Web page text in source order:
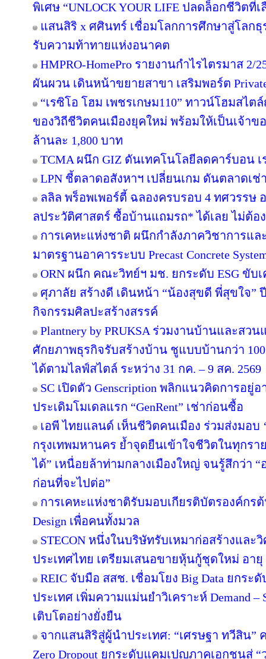
พิเศษ “UNLOCK YOUR LIFE ปลดล็อกชีวิตที่เ
แสนสิริ x ศศินทร์ เชื่อมโลกการศึกษาสู่โลกธุ
รับความท้าทายแห่งอนาคต
HMPRO-HomePro รายงานกำไรไตรมาส 2/
ผันผวน เดินหน้าขยายสาขา เสริมพอร์ต
“เรซิโอ โฮม เพชรเกษม110” ทาวน์โฮมสไ
ของวิถีชีวิตคนเมืองยุคใหม่ พร้อมให้เป็นเจ้าข
ล้านละ 1,800 บาท
TCMA ผนึก GIZ ดันเทคโนโลยีลดคาร์บอน เ
LPN ชี้ตลาดอสังหาฯ เปลี่ยนเกม ดันตลาดเ
ลลิล พร็อพเพอร์ตี้ ฉลองครบรอบ 4 ทศวรรษ
ลประวัติศาสตร์ ซื้อบ้านแถมรถ* ได้เลย ไม่ต้อ
การเคหะแห่งชาติ ผนึกกำลังภาควิชาการแ
มาตรฐานอาคารระบบ Precast Concrete
ORN ผนึก คณะวิทย์ฯ มช. ยกระดับ ESG ขับ
ศุภาลัย สร้างดี เดินหน้า “น้องสุขดี พี่สุขใจ”
กิจกรรมศิลปะสร้างสรรค์
Plantnery by PRUKSA ร่วมงานบ้านและสวน
ศักยภาพธุรกิจรับสร้างบ้าน ชูแบบบ้านกว่า
ได้ตามไลฟ์สไตล์ ระหว่าง 31 กค. – 9 สค. 2569
SC เปิดตัว Genscription พลิกแนวคิดการอ
ประเดิมโมเดลแรก “GenRent” เช่าก่อนซื้อ
เอพี ไทยแลนด์ เห็นชีวิตคนเมือง ร่วมส่งมอบ
กรุงเทพมหานคร ย้ำจุดยืนเข้าใจชีวิตในทุกรา
ได้” เหนื่อยล้าท่ามกลางเมืองใหญ่ จนรู้สึกว่า
ก่อนที่จะไปต่อ”
การเคหะแห่งชาติรับมอบเกียรติบัตรองค์กร
Design เพื่อคนทั้งมวล
STECON หนึ่งในบริษัทรับเหมาก่อสร้างแล
ประเทศไทย เตรียมเสนอขายหุ้นกู้ชุดใหม่ อา
REIC จับมือ สสช. เชื่อมโยง Big Data ยกร
ประเทศ เพิ่มความแม่นยำวิเคราะห์ Demand
เติบโตอย่างยั่งยืน
จากแสนสิริสู่ผู้นำประเทศ: “เศรษฐา ทวีสิน”
Zero Dropout ยกระดับแคมเปญภาคเอกชนสู่